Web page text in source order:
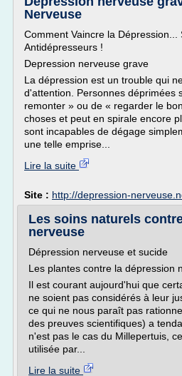
Nerveuse
Comment Vaincre la Dépression...
Antidépresseurs !
Depression nerveuse grave
La dépression est un trouble qui
d'attention. Personnes déprimées
remonter » ou de « regarder le
choses et peut en spirale encore
sont incapables de dégage
une telle emprise...
Lire la suite
Site : http://depression-
Les soins naturels
nerveuse
Dépression nerveuse et sucide
Les plantes contre la dépression
Il est courant aujourd'hui que
ne soient pas considérés à leur
ce qui ne nous paraît pas
des preuves scientifiques) a
n'est pas le cas du Millepertuis,
utilisée par...
Lire la suite